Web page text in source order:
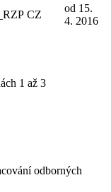
CZ
od 15.
4. 2016
1 až 3
odborných